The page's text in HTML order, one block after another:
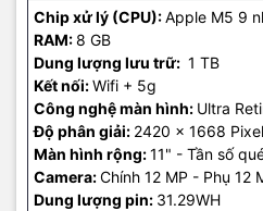
Chip xử lý (CPU):Apple M5 9
RAM:8 GB
Dung lượng lưu trữ: 1 TB
Kết nối:Wifi + 5g
Công nghệ màn hình: Ultra
Độ phân giải: 2420 x 1668
Màn hình rộng:11" - Tần số
Camera:Chính 12 MP - Phụ 12
Dung lượng pin: 31.29WH